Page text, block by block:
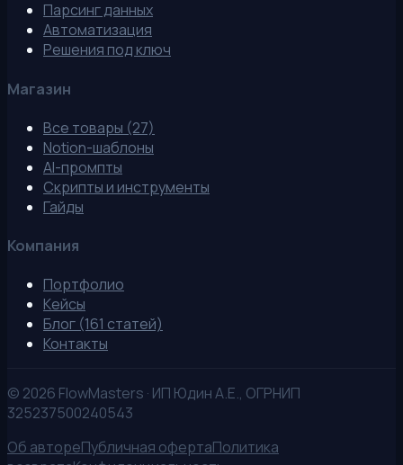
Парсинг данных
Автоматизация
Решения под ключ
Магазин
Все товары (27)
Notion-шаблоны
AI-промпты
Скрипты и инструменты
Гайды
Компания
Портфолио
Кейсы
Блог (161 статей)
Контакты
© 2026 FlowMasters · ИП Юдин А.Е., ОГРНИП
325237500240543
Об автореПубличная офертаПолитика